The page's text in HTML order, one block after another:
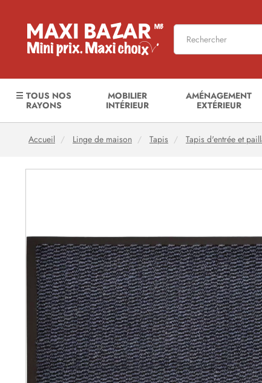
☰ TOUS NOS
RAYONS
MOBILIER
INTÉRIEUR
AMÉNAGEMENT
EXTÉRIEUR
Accueil Linge de maison Tapis Tapis d'entrée et